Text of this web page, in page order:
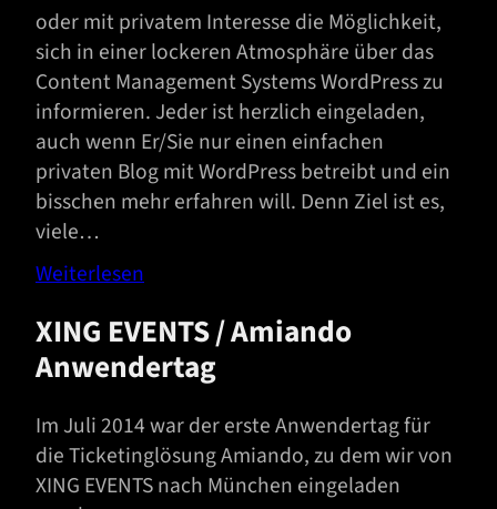
oder mit privatem Interesse die Möglichkeit,
sich in einer lockeren Atmosphäre über das
Content Management Systems WordPress zu
informieren. Jeder ist herzlich eingeladen,
auch wenn Er/Sie nur einen einfachen
privaten Blog mit WordPress betreibt und ein
bisschen mehr erfahren will. Denn Ziel ist es,
viele…
Weiterlesen
XING EVENTS / Amiando
Anwendertag
Im Juli 2014 war der erste Anwendertag für
die Ticketinglösung Amiando, zu dem wir von
XING EVENTS nach München eingeladen